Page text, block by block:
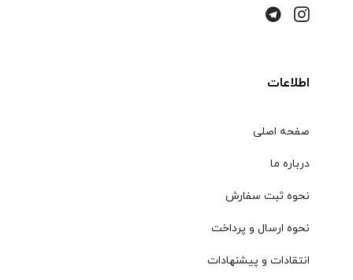
اطلاعات
صفحه اصلی
درباره ما
نحوه ثبت سفارش
نحوه ارسال و پرداخت
انتقادات و پیشنهادات